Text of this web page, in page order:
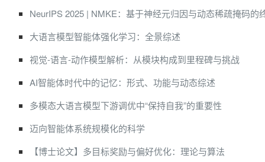
NeurIPS 2025 | NMKE：基于神经元归因与动态稀疏掩码的
大语言模型智能体强化学习：全景综述
视觉-语言-动作模型解析：从模块构成到里程碑与挑战
AI智能体时代中的记忆：形式、功能与动态综述
多模态大语言模型下游调优中“保持自我”的重要性
迈向智能体系统规模化的科学
【博士论文】多目标奖励与偏好优化：理论与算法